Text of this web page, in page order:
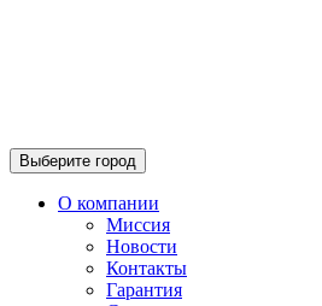
Выберите город
О компании
Миссия
Новости
Контакты
Гарантия